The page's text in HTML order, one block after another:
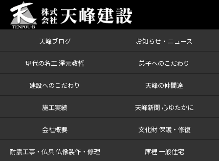
天峰ブログ お知らせ・ニュース
現代の名工 澤元教哲 弟子へのこだわり
建設へのこだわり 天峰の仲間達
施工実績 天峰新聞 心ゆたかに
会社概要 文化財 保護・修復
耐震工事・仏具 仏像製作・修理 庫裡 一般住宅
ブログ 最近多い問い合わせ